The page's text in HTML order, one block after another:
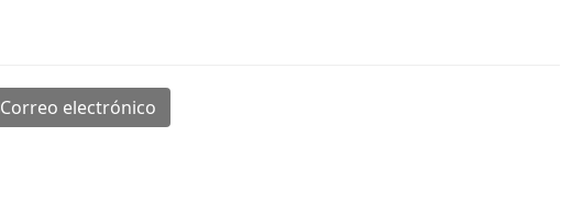
Correo electrónico